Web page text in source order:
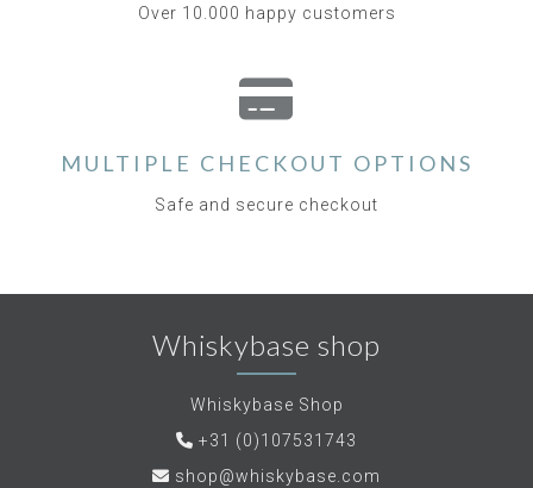
Over 10.000 happy customers
MULTIPLE CHECKOUT OPTIONS
Safe and secure checkout
Whiskybase shop
Whiskybase Shop
+31 (0)107531743
shop@whiskybase.com